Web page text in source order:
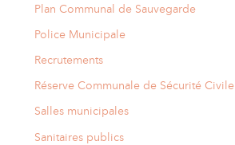
Plan Communal de Sauvegarde
Police Municipale
Recrutements
Réserve Communale de Sécurité Civile
Salles municipales
Sanitaires publics